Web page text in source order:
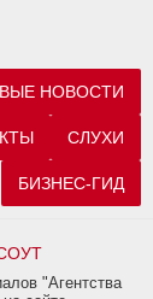
НОВОСТИ
СЛУХИ
БИЗНЕС-ГИД
СОУТ
"Агентства